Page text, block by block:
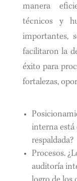
manera
técnicos y
importantes,
facilitaron la
éxito para
fortalezas,
interna está
respaldada?
Procesos.
auditoría